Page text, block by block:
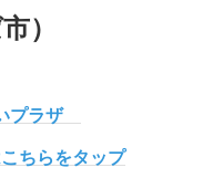
）
プラザ
ちらをタップ